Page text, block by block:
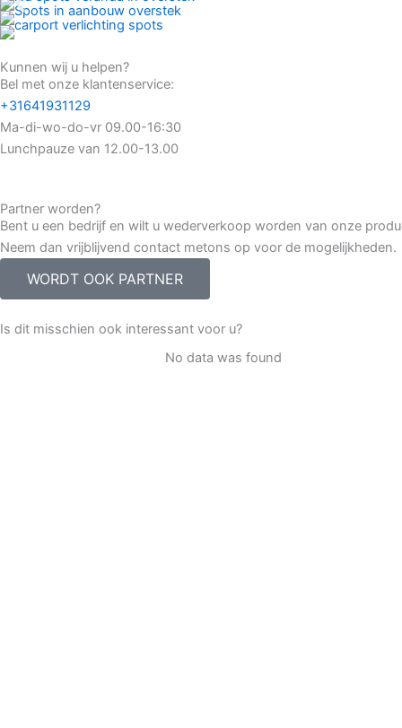
Kunnen wij u helpen?
Bel met onze klantenservice:
+31641931129
Ma-di-wo-do-vr 09.00-16:30
Lunchpauze van 12.00-13.00
Partner worden?
Bent u een bedrijf en wilt u wederverkoop worden van onze
Neem dan vrijblijvend contact metons op voor de mogelijkheden.
WORDT OOK PARTNER
Is dit misschien ook interessant voor u?
No data was found